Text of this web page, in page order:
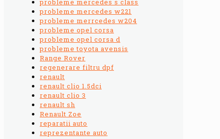
probleme mercedes w221
probleme merrcedes w204
probleme opel corsa
probleme opel corsa d
probleme toyota avensis
Range Rover
regenerare filtru dpf
renault
renault clio 1.5dci
renault clio 3
renault sh
Renault Zoe
reparatii auto
reprezentante auto